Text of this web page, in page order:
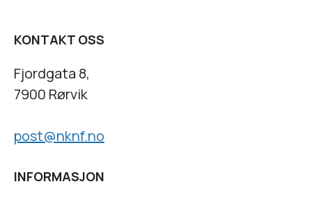
KONTAKT OSS
Fjordgata 8,
7900 Rørvik
post@nknf.no
INFORMASJON